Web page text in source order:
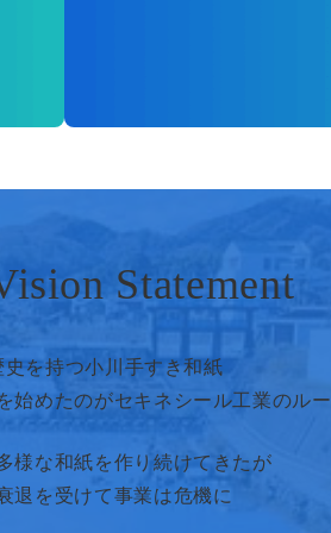
Statement
史を持つ小川手すき和紙​
始めたのが​セキネシール工業のル
様な和紙を作り続けてきたが​​
退を受けて事業は危機に​​